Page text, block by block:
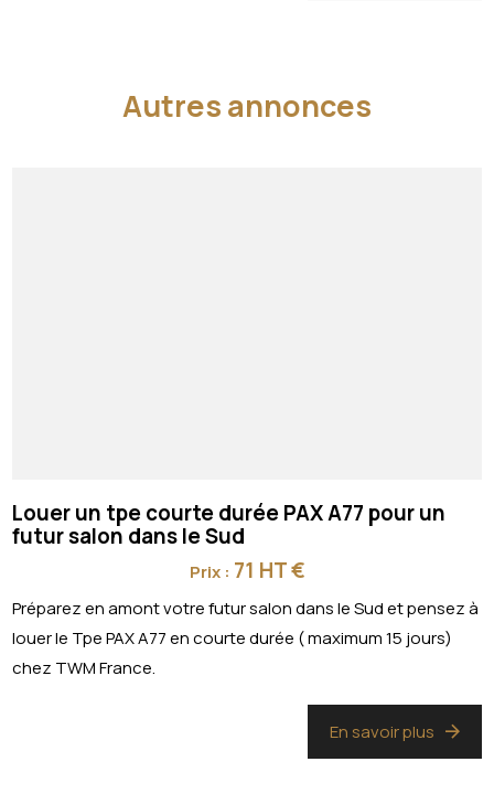
Autres annonces
Louer un tpe courte durée PAX A77 pour un
futur salon dans le Sud
Prix : 71 HT €
Préparez en amont votre futur salon dans le Sud et pensez à
louer le Tpe PAX A77 en courte durée ( maximum 15 jours)
chez TWM France.
En savoir plus